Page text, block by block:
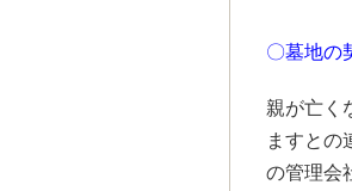
〇墓地の
親が亡く
ますとの
の管理会